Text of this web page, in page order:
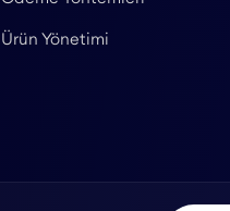
Ürün Yönetimi